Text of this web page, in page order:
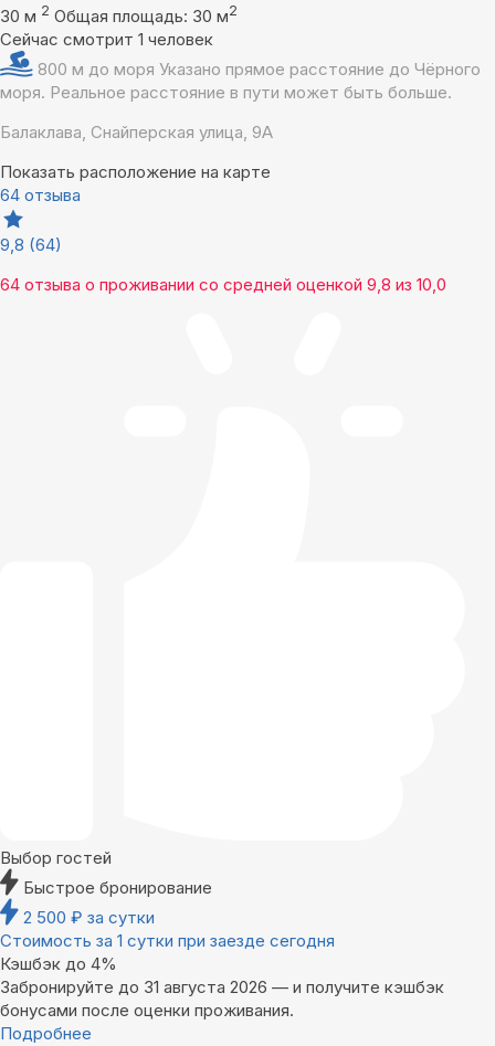
30 м 2 Общая площадь: 30 м2
Сейчас смотрит 1 человек
800 м до моря Указано прямое расстояние до Чёрного
моря. Реальное расстояние в пути может быть больше.
Балаклава, Снайперская улица, 9А
Показать расположение на карте
64 отзыва
9,8 (64)
64 отзыва о проживании со средней оценкой 9,8 из 10,0
Выбор гостей
Быстрое бронирование
2 500 ₽ за сутки
Стоимость за 1 сутки при заезде сегодня
Кэшбэк до 4%
Забронируйте до 31 августа 2026 — и получите кэшбэк
бонусами после оценки проживания.
Подробнее